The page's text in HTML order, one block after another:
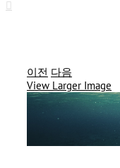
이전 다음
View Larger Image